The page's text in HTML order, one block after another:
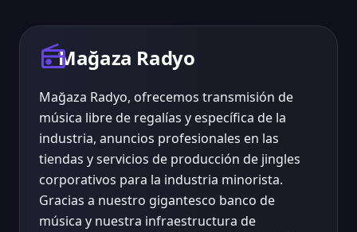
radioMağaza Radyo
Mağaza Radyo, ofrecemos transmisión de
música libre de regalías y específica de la
industria, anuncios profesionales en las
tiendas y servicios de producción de jingles
corporativos para la industria minorista.
Gracias a nuestro gigantesco banco de
música y nuestra infraestructura de